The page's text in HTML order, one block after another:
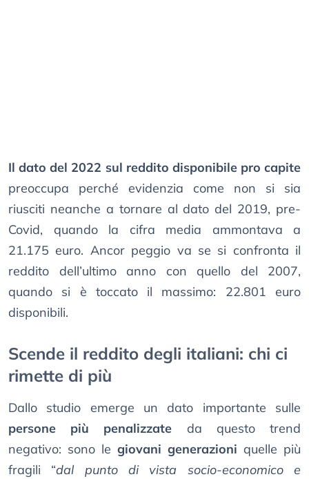
Il dato del 2022 sul reddito disponibile pro capite
preoccupa perché evidenzia come non si sia
riusciti neanche a tornare al dato del 2019, pre-
Covid, quando la cifra media ammontava a
21.175 euro. Ancor peggio va se si confronta il
reddito dell’ultimo anno con quello del 2007,
quando si è toccato il massimo: 22.801 euro
disponibili.
Scende il reddito degli italiani: chi ci
rimette di più
Dallo studio emerge un dato importante sulle
persone più penalizzate da questo trend
negativo: sono le giovani generazioni quelle più
fragili “dal punto di vista socio-economico e